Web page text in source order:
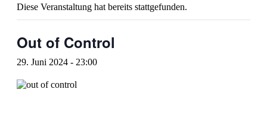
Diese Veranstaltung hat bereits stattgefunden.
Out of Control
29. Juni 2024 - 23:00